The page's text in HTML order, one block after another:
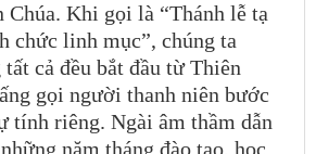
Chúa. Khi gọi là “Thánh lễ tạ
chức linh mục”, chúng ta
cả đều bắt đầu từ Thiên
gọi người thanh niên bước
tính riêng. Ngài âm thầm dẫn
năm tháng đào tạo, học